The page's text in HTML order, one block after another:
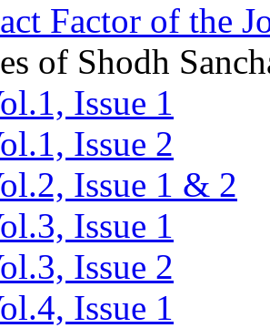
Factor of the
of Shodh
Issue 1
Issue 2
Issue 1 & 2
Issue 1
Issue 2
Issue 1